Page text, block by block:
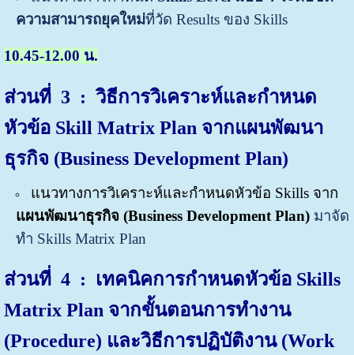
ความสามารถยุคใหม่ที่วัด Results ของ Skills
10.45-12.00 น.
ส่วนที่ 3 : วิธีการวิเคราะห์และกำหนด
หัวข้อ Skill Matrix Plan จากแผนพัฒนา
ธุรกิจ (Business Development Plan)
แนวทางการวิเคราะห์และกำหนดหัวข้อ Skills จาก
แผนพัฒนาธุรกิจ (Business Development Plan) มาจัด
ทำ Skills Matrix Plan
ส่วนที่ 4: เทคนิคการกำหนดหัวข้อ Skills
Matrix Plan จากขั้นตอนการทำงาน
(Procedure) และวิธีการปฏิบัติงาน (Work